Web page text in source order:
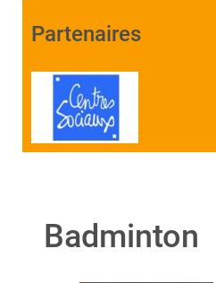
Partenaires
Badminton